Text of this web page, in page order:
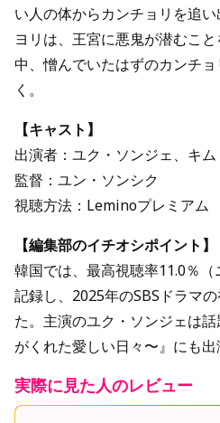
い人の体からカンチョリを追
ヨリは、王宮に悪鬼が潜むこ
中、憎んでいたはずのカンチ
く。
【キャスト】
出演者：ユク・ソンジェ、キ
監督：ユン・ソンシク
視聴方法：Leminoプレミアム
【編集部のイチオシポイント】
韓国では、最高視聴率11.0％
記録し、2025年のSBSドラマ
た。主演のユク・ソンジェは
がくれた愛しい日々〜』にも出
実際に見た人のレビュー